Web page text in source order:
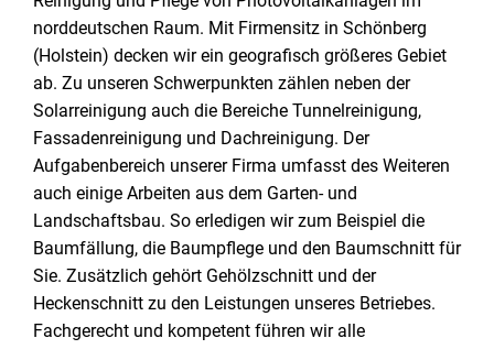
norddeutschen Raum. Mit Firmensitz in Schönberg
(Holstein) decken wir ein geografisch größeres Gebiet
ab. Zu unseren Schwerpunkten zählen neben der
Solarreinigung auch die Bereiche Tunnelreinigung,
Fassadenreinigung und Dachreinigung. Der
Aufgabenbereich unserer Firma umfasst des Weiteren
auch einige Arbeiten aus dem Garten- und
Landschaftsbau. So erledigen wir zum Beispiel die
Baumfällung, die Baumpflege und den Baumschnitt für
Sie. Zusätzlich gehört Gehölzschnitt und der
Heckenschnitt zu den Leistungen unseres Betriebes.
Fachgerecht und kompetent führen wir alle